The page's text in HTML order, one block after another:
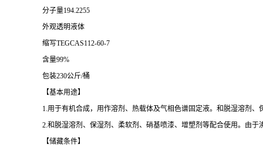
分子量194.2255
外观透明液体
缩写TEGCAS112-60-7
含量99%
包装230公斤/桶
【基本用途】
1.用于有机合成，用作溶剂、热载体及气相色谱固定液。和脱湿溶剂
2.和脱湿溶剂、保湿剂、柔软剂、硝基喷漆、增塑剂等配合使用。由于
【储藏条件】